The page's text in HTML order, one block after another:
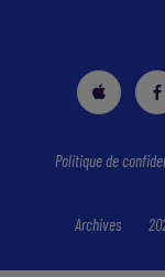
Politique de
Archives